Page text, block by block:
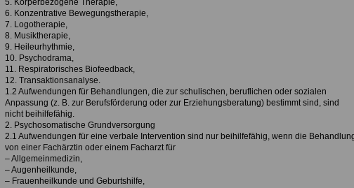
5. Körperbezogene Therapie,
6. Konzentrative Bewegungstherapie,
7. Logotherapie,
8. Musiktherapie,
9. Heileurhythmie,
10. Psychodrama,
11. Respiratorisches Biofeedback,
12. Transaktionsanalyse.
1.2 Aufwendungen für Behandlungen, die zur schulischen, beruflichen oder sozialen
Anpassung (z. B. zur Berufsförderung oder zur Erziehungsberatung) bestimmt sind, sind
nicht beihilfefähig.
2. Psychosomatische Grundversorgung
2.1 Aufwendungen für eine verbale Intervention sind nur beihilfefähig, wenn die
von einer Fachärztin oder einem Facharzt für
– Allgemeinmedizin,
– Augenheilkunde,
– Frauenheilkunde und Geburtshilfe,